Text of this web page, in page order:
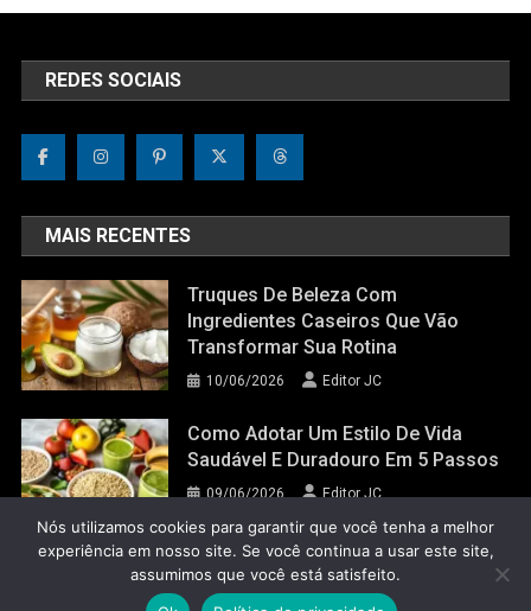
REDES SOCIAIS
MAIS RECENTES
Truques De Beleza Com
Ingredientes Caseiros Que Vão
Transformar Sua Rotina
10/06/2026 Editor JC
Como Adotar Um Estilo De Vida
Saudável E Duradouro Em 5 Passos
09/06/2026 Editor JC
Jornal do Corpo 2022 |Theme: News Portal by Mystery Themes
Nós utilizamos cookies para garantir que você tenha a melhor
experiência em nosso site. Se você continua a usar este site,
assumimos que você está satisfeito.